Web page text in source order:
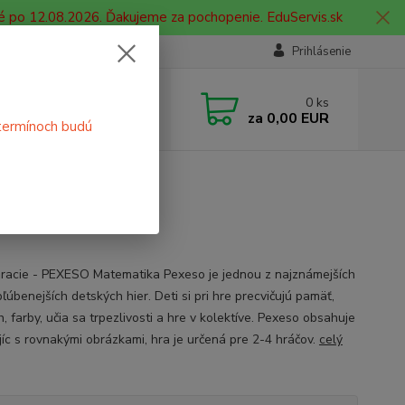
12.08.2026. Ďakujeme za pochopenie. EduServis.sk
Prihlásenie
od 9:00 hod. - 16:00 hod.
0 ks
za 0,00 EUR
- PEXESO Matematika Pexeso je jednou z najznámejších
detských hier. Deti si pri hre precvičujú pamäť,
farby, učia sa trpezlivosti a hre v kolektíve. Pexeso obsahuje
s rovnakými obrázkami, hra je určená pre 2-4 hráčov. celý
budú